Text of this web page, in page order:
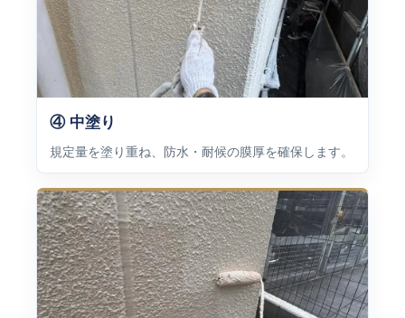
④ 中塗り
規定量を塗り重ね、防水・耐候の膜厚を確保します。